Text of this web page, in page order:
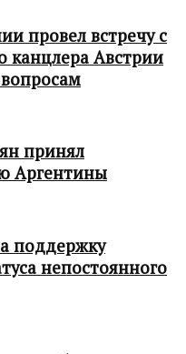
провел встречу с
канцлера Австрии
принял
Аргентины
поддержку
непостоянного